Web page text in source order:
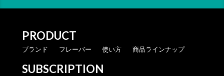
PRODUCT
ブランド フレーバー 使い方 商品ラインナップ
SUBSCRIPTION